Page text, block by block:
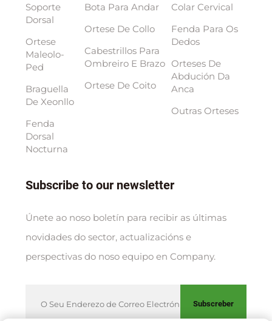
Soporte
Dorsal
Ortese
Maleolo-
Ped
Braguella
De Xeonllo
Fenda
Dorsal
Nocturna
Bota Para Andar
Ortese De Collo
Cabestrillos Para
Ombreiro E Brazo
Ortese De Coito
Colar Cervical
Fenda Para Os
Dedos
Orteses De
Abdución Da
Anca
Outras Orteses
Subscribe to our newsletter
Únete ao noso boletín para recibir as últimas
novidades do sector, actualizacións e
perspectivas do noso equipo en Company.
Subscreber